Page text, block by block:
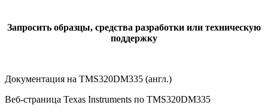
Запросить образцы, средства разработки или техническую
поддержку
Документация на TMS320DM335 (англ.)
Веб-страница Texas Instruments по TMS320DM335